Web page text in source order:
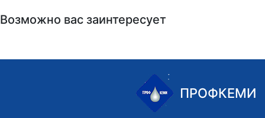
Возможно вас заинтересует
ПРОФКЕМИ